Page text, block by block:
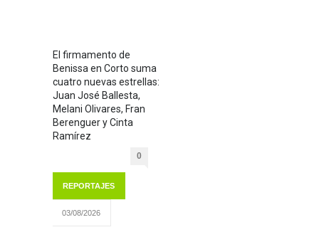
El firmamento de
Benissa en Corto suma
cuatro nuevas estrellas:
Juan José Ballesta,
Melani Olivares, Fran
Berenguer y Cinta
Ramírez
0
REPORTAJES
03/08/2026